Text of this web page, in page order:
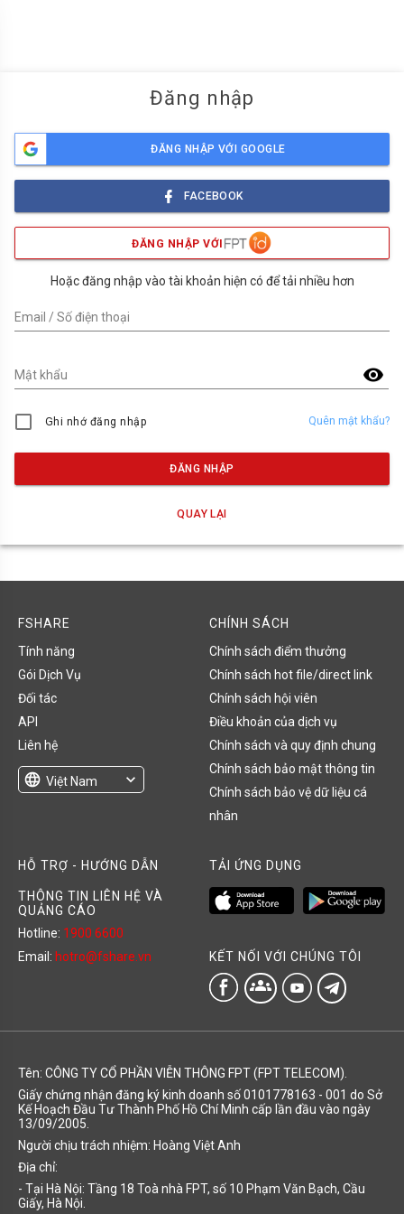
Đăng nhập
ĐĂNG NHẬP VỚI GOOGLE
FACEBOOK
ĐĂNG NHẬP VỚI
Hoặc đăng nhập vào tài khoản hiện có để tải nhiều hơn
Email / Số điện thoại
visibility
Mật khẩu
Ghi nhớ đăng nhập Quên mật khẩu?
ĐĂNG NHẬP
QUAY LẠI
FSHARE
Tính năng
Gói Dịch Vụ
Đối tác
API
Liên hệ
language Việt Nam
expand_more
CHÍNH SÁCH
Chính sách điểm thưởng
Chính sách hot file/direct link
Chính sách hội viên
Điều khoản của dịch vụ
Chính sách và quy định chung
Chính sách bảo mật thông tin
Chính sách bảo vệ dữ liệu cá
nhân
HỖ TRỢ - HƯỚNG DẪN
THÔNG TIN LIÊN HỆ VÀ
QUẢNG CÁO
Hotline: 1900 6600
Email: hotro@fshare.vn
TẢI ỨNG DỤNG
KẾT NỐI VỚI CHÚNG TÔI
groups
Tên: CÔNG TY CỔ PHẦN VIỄN THÔNG FPT (FPT TELECOM).
Giấy chứng nhận đăng ký kinh doanh số 0101778163 - 001 do Sở
Kế Hoạch Đầu Tư Thành Phố Hồ Chí Minh cấp lần đầu vào ngày
13/09/2005.
Người chịu trách nhiệm: Hoàng Việt Anh
Địa chỉ:
- Tại Hà Nội: Tầng 18 Toà nhà FPT, số 10 Phạm Văn Bạch, Cầu
Giấy, Hà Nội.